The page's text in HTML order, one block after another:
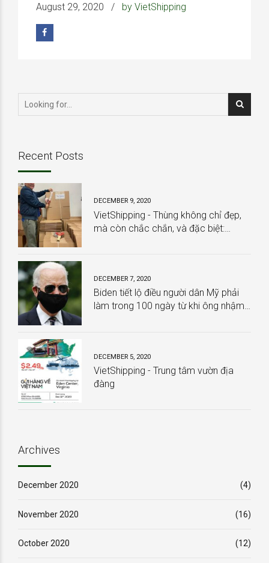
August 29, 2020 by VietShipping
Recent Posts
DECEMBER 9, 2020
VietShipping - Thùng không chỉ đẹp,
mà còn chắc chắn, và đặc biệt:
DECEMBER 7, 2020
Biden tiết lộ điều người dân Mỹ phải
làm trong 100 ngày từ khi ông nhậm
DECEMBER 5, 2020
VietShipping - Trung tâm vườn địa
đàng
Archives
December 2020 (4)
November 2020 (16)
October 2020 (12)